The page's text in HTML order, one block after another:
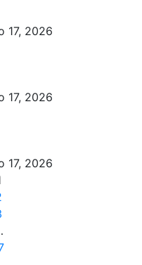
17, 2026
17, 2026
17, 2026